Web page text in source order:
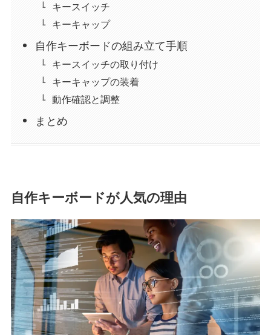
キースイッチ
キーキャップ
自作キーボードの組み立て手順
キースイッチの取り付け
キーキャップの装着
動作確認と調整
まとめ
自作キーボードが人気の理由